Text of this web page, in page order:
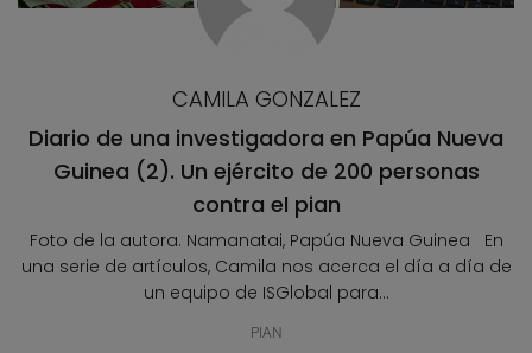
CAMILA GONZALEZ
Diario de una investigadora en Papúa Nueva
Guinea (2). Un ejército de 200 personas
contra el pian
Foto de la autora. Namanatai, Papúa Nueva Guinea En
una serie de artículos, Camila nos acerca el día a día de
un equipo de ISGlobal para...
PIAN